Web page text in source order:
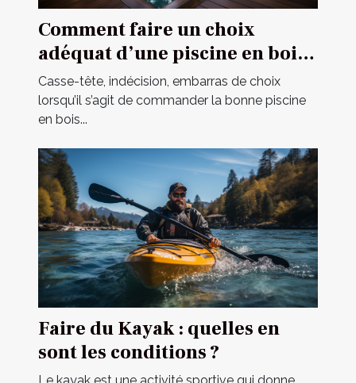
Comment faire un choix
adéquat d’une piscine en bois
en 2021 ?
Casse-tête, indécision, embarras de choix
lorsqu’il s’agit de commander la bonne piscine
en bois...
Faire du Kayak : quelles en
sont les conditions ?